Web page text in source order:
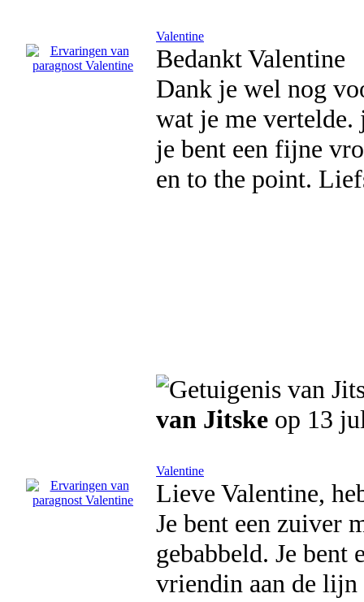
Valentine
Bedankt Valentine
Dank je wel nog
wat je me vertelde.
je bent een fijne
en to the point.
van Jitske op 13
Valentine
Lieve Valentine,
Je bent een zuiver
gebabbeld. Je
vriendin aan de lijn